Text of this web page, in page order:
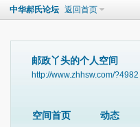
中华郝氏论坛 返回首页
邮政丫头的个人空间
http://www.zhhsw.com/?4982
空间首页 动态